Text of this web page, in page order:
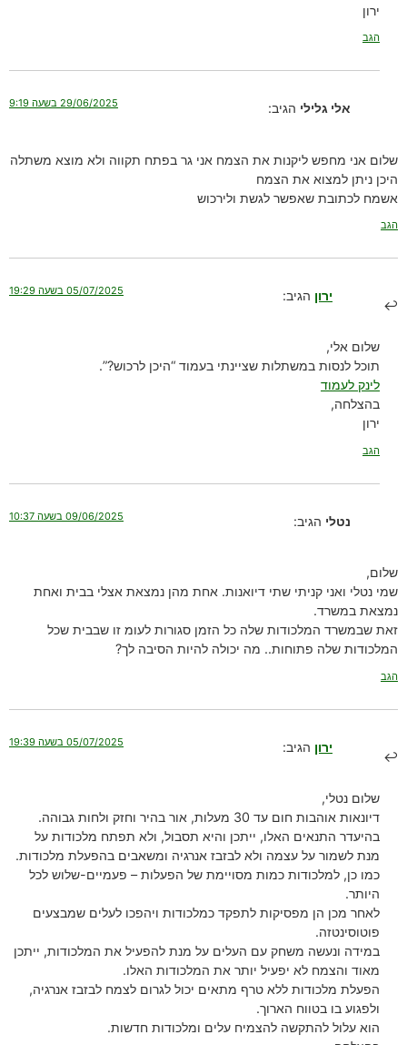
ירון
הגב
אלי גלילי הגיב: 29/06/2025 בשעה 9:19
שלום אני מחפש ליקנות את הצמח אני גר בפתח תקווה ולא מוצא משתלה
היכן ניתן למצוא את הצמח
אשמח לכתובת שאפשר לגשת ולירכוש
הגב
ירון הגיב: 05/07/2025 בשעה 19:29
שלום אלי,
תוכל לנסות במשתלות שציינתי בעמוד “היכן לרכוש?”.
לינק לעמוד
בהצלחה,
ירון
הגב
נטלי הגיב: 09/06/2025 בשעה 10:37
שלום,
שמי נטלי ואני קניתי שתי דיואנות. אחת מהן נמצאת אצלי בבית ואחת
נמצאת במשרד.
זאת שבמשרד המלכודות שלה כל הזמן סגורות לעומ זו שבבית שכל
המלכודות שלה פתוחות.. מה יכולה להיות הסיבה לך?
הגב
ירון הגיב: 05/07/2025 בשעה 19:39
שלום נטלי,
דיונאות אוהבות חום עד 30 מעלות, אור בהיר וחזק ולחות גבוהה.
בהיעדר התנאים האלו, ייתכן והיא תסבול, ולא תפתח מלכודות על
מנת לשמור על עצמה ולא לבזבז אנרגיה ומשאבים בהפעלת מלכודות.
כמו כן, למלכודות כמות מסויימת של הפעלות – פעמיים-שלוש לכל
היותר.
לאחר מכן הן מפסיקות לתפקד כמלכודות ויהפכו לעלים שמבצעים
פוטוסינטזה.
במידה ונעשה משחק עם העלים על מנת להפעיל את המלכודות, ייתכן
מאוד והצמח לא יפעיל יותר את המלכודות האלו.
הפעלת מלכודות ללא טרף מתאים יכול לגרום לצמח לבזבז אנרגיה,
ולפגוע בו בטווח הארוך.
הוא עלול להתקשה להצמיח עלים ומלכודות חדשות.